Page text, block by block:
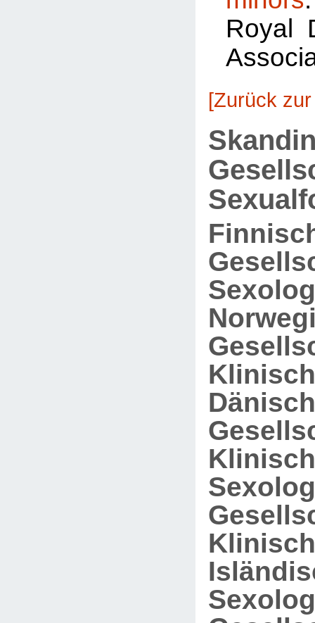
Royal
[Zurück